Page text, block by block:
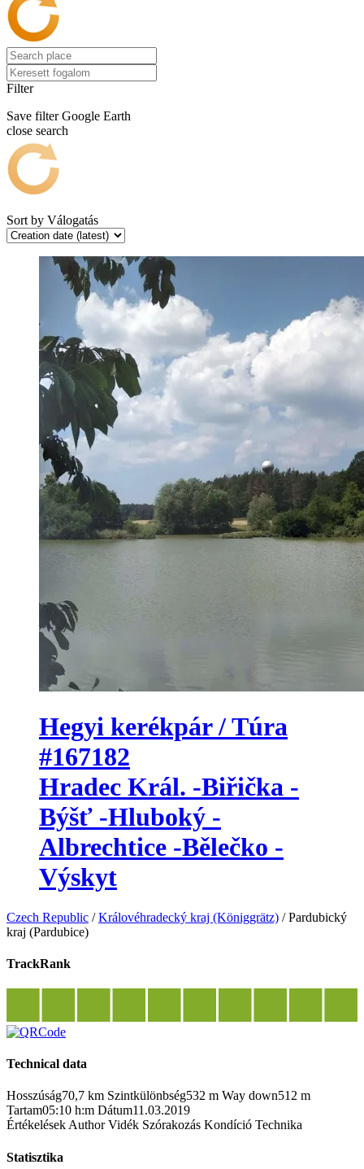
Filter
Save filter Google Earth
close search
Sort by Válogatás
Hegyi kerékpár / Túra
#167182
Hradec Král. -Biřička -
Býšť -Hluboký -
Albrechtice -Bělečko -
Výskyt
Czech Republic /Královéhradecký kraj (Königgrätz) /Pardubický
kraj (Pardubice)
TrackRank
Technical data
Hosszúság70,7 km Szintkülönbség532 m Way down512 m
Tartam05:10 h:m Dátum11.03.2019
Értékelések Author Vidék Szórakozás Kondíció Technika
Statisztika